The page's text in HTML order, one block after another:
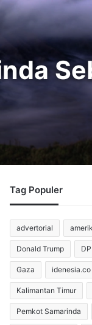
Tag Populer
advertorial
Donald Trump
Gaza idenesia.co
Kalimantan Timur
Pemkot Samarinda